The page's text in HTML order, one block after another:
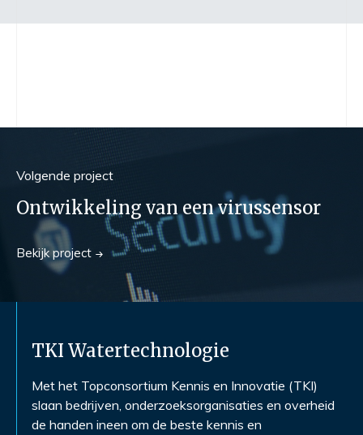
Volgende project
Ontwikkeling van een virussensor
Bekijk project
TKI Watertechnologie
Met het Topconsortium Kennis en Innovatie (TKI)
slaan bedrijven, onderzoeksorganisaties en overheid
de handen ineen om de beste kennis en